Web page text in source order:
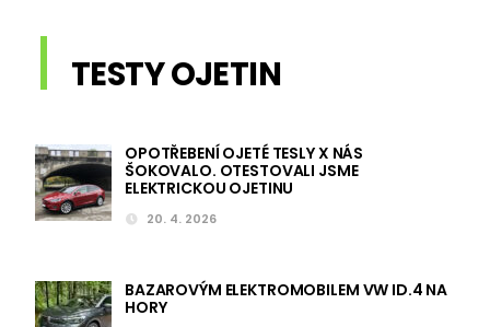
TESTY OJETIN
OPOTŘEBENÍ OJETÉ TESLY X NÁS
ŠOKOVALO. OTESTOVALI JSME
ELEKTRICKOU OJETINU
20. 4. 2026
BAZAROVÝM ELEKTROMOBILEM VW ID.4 NA
HORY